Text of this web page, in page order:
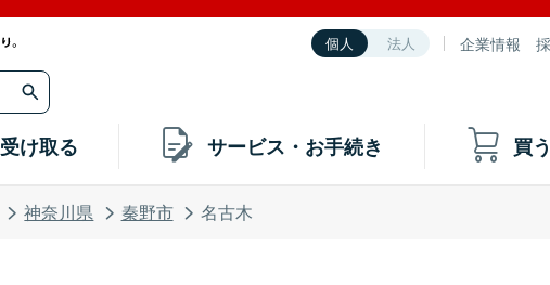
個人 法人 企業情報
受け取る サービス・お手続き 買う
神奈川県 秦野市 名古木